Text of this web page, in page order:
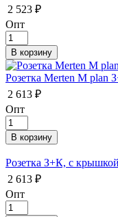
2 523 ₽
Опт
Розетка Merten M plan
2 613 ₽
Опт
Розетка З+К, с
2 613 ₽
Опт